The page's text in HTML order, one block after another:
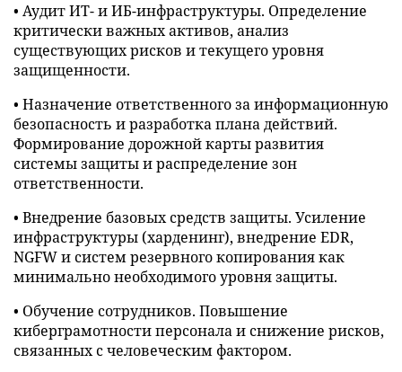
• Аудит ИТ- и ИБ-инфраструктуры. Определение
критически важных активов, анализ
существующих рисков и текущего уровня
защищенности.
• Назначение ответственного за информационную
безопасность и разработка плана действий.
Формирование дорожной карты развития
системы защиты и распределение зон
ответственности.
• Внедрение базовых средств защиты. Усиление
инфраструктуры (харденинг), внедрение EDR,
NGFW и систем резервного копирования как
минимально необходимого уровня защиты.
• Обучение сотрудников. Повышение
киберграмотности персонала и снижение рисков,
связанных с человеческим фактором.